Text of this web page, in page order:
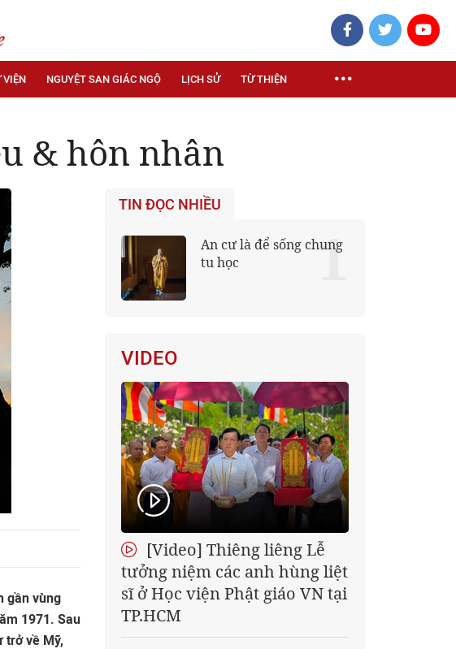
VIỆN NGUYỆT SAN GIÁC NGỘ LỊCH SỬ TỪ THIỆN
& hôn nhân
gần vùng
1971. Sau
trở về Mỹ,
TIN ĐỌC NHIỀU
An cư là để sống chung
tu học
1
VIDEO
[Video] Thiêng liêng Lễ
tưởng niệm các anh hùng liệt
sĩ ở Học viện Phật giáo VN tại
TP.HCM